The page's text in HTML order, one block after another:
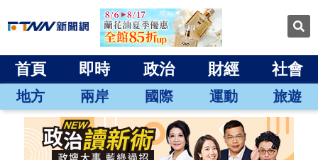
首頁 即時 政治 財經 社會
地方 兩岸 國際 運動 旅遊